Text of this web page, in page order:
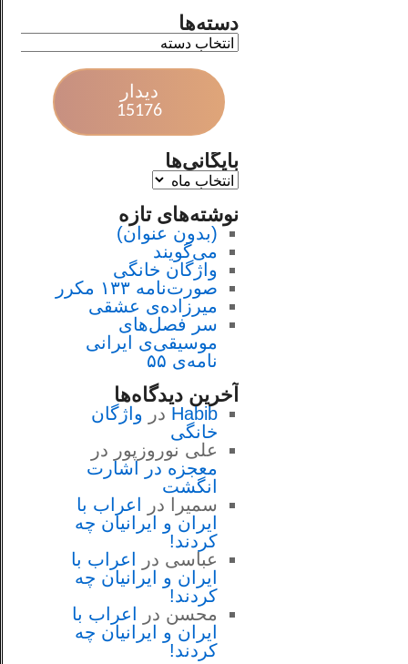
دسته‌ها
دیدار
15176
بایگانی‌ها
نوشته‌های تازه
(بدون عنوان)
می‌گویند
واژگان خانگی
صورت‌نامه ۱۳۳ مکرر
میرزاده‌ی عشقی
سر فصل‌هاى
موسيقى‌ی ايرانى
نامه‌ی ۵۵
آخرین دیدگاه‌ها
Habib در واژگان
خانگی
علی نوروزپور در
معجزه در اشارت
انگشت
سمیرا
در
اعراب با
ايران و ايرانيان چه
كردند!
عباسی در
اعراب با
ايران و ايرانيان چه
كردند!
محسن در
اعراب با
ايران و ايرانيان چه
كردند!